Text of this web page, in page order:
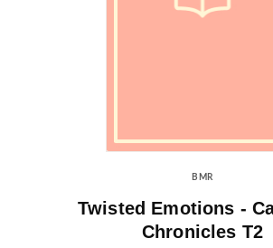
BMR
Twisted Emotions -
Chronicles T2